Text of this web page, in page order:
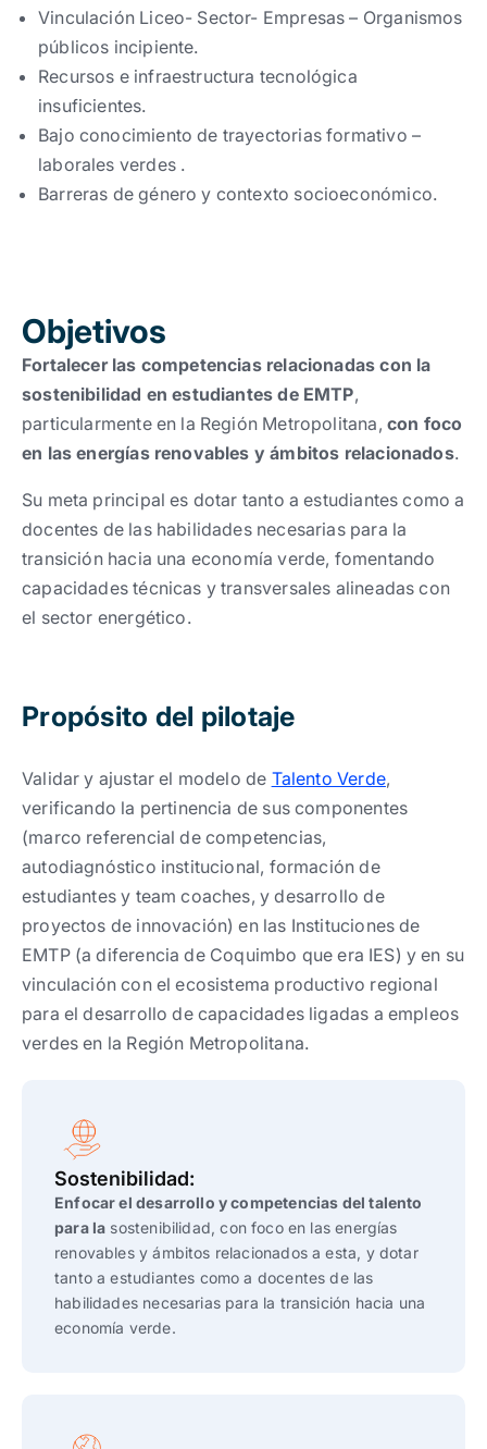
Vinculación Liceo- Sector- Empresas – Organismos
públicos incipiente.
Recursos e infraestructura tecnológica
insuficientes.
Bajo conocimiento de trayectorias formativo –
laborales verdes .
Barreras de género y contexto socioeconómico.
Objetivos
Fortalecer las competencias relacionadas con la
sostenibilidad en estudiantes de EMTP,
particularmente en la Región Metropolitana, con foco
en las energías renovables y ámbitos relacionados.
Su meta principal es dotar tanto a estudiantes como a
docentes de las habilidades necesarias para la
transición hacia una economía verde, fomentando
capacidades técnicas y transversales alineadas con
el sector energético.
Propósito del pilotaje
Validar y ajustar el modelo de Talento Verde,
verificando la pertinencia de sus componentes
(marco referencial de competencias,
autodiagnóstico institucional, formación de
estudiantes y team coaches, y desarrollo de
proyectos de innovación) en las Instituciones de
EMTP (a diferencia de Coquimbo que era IES) y en su
vinculación con el ecosistema productivo regional
para el desarrollo de capacidades ligadas a empleos
verdes en la Región Metropolitana.
Sostenibilidad:
Enfocar el desarrollo y competencias del talento
para la sostenibilidad, con foco en las energías
renovables y ámbitos relacionados a esta, y dotar
tanto a estudiantes como a docentes de las
habilidades necesarias para la transición hacia una
economía verde.